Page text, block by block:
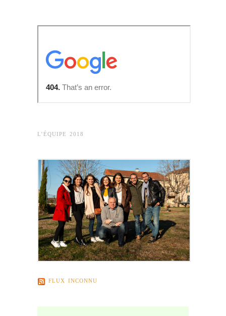
L’ÉQUIPE 2018
FLUX INCONNU